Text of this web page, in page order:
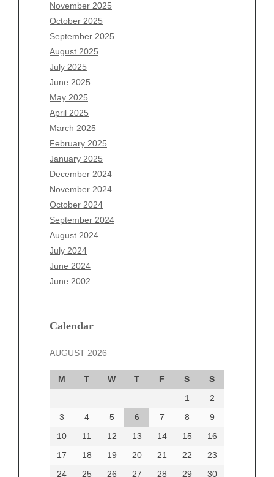
November 2025
October 2025
September 2025
August 2025
July 2025
June 2025
May 2025
April 2025
March 2025
February 2025
January 2025
December 2024
November 2024
October 2024
September 2024
August 2024
July 2024
June 2024
June 2002
Calendar
AUGUST 2026
M T W T F S
S
1
2
3
4 5 6 7 8
9
10
11 12 13 14 15
16
17
18 19 20 21 22
23
24
25 26 27 28 29
30
August 2026
July 2026
June 2026
May 2026
April 2026
March 2026
February 2026
January 2026
December 2025
November 2025
October 2025
September 2025
August 2025
July 2025
June 2025
May 2025
April 2025
March 2025
December 2024
October 2024
September 2024
August 2024
June 2024